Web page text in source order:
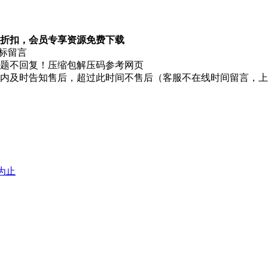
扣，会员专享资源免费下载
留言
不回复！压缩包解压码参考网页
及时告知售后，超过此时间不售后（客服不在线时间留言，
止